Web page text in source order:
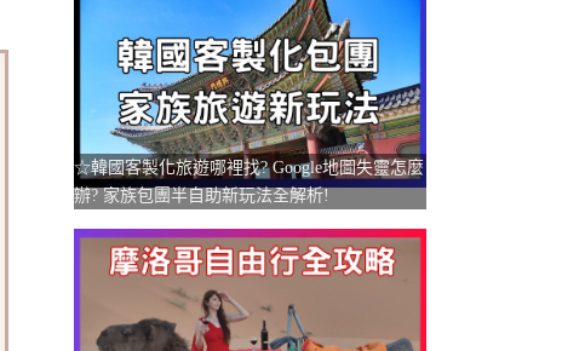
☆韓國客製化旅遊哪裡找? Google地圖失靈怎麼
辦? 家族包團半自助新玩法全解析!